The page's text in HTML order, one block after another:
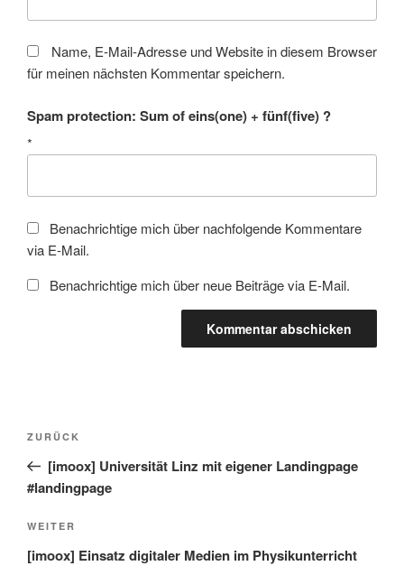
Name, E-Mail-Adresse und Website in diesem Browser
für meinen nächsten Kommentar speichern.
Spam protection: Sum of eins(one) + fünf(five) ?
*
Benachrichtige mich über nachfolgende Kommentare
via E-Mail.
Benachrichtige mich über neue Beiträge via E-Mail.
Beitragsnavigation
Vorheriger
Beitrag
ZURÜCK
[imoox] Universität Linz mit eigener Landingpage
#landingpage
Nächster
Beitrag
WEITER
[imoox] Einsatz digitaler Medien im Physikunterricht